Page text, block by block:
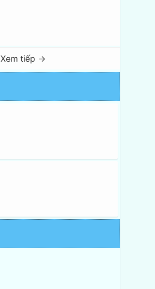
Xem tiếp →